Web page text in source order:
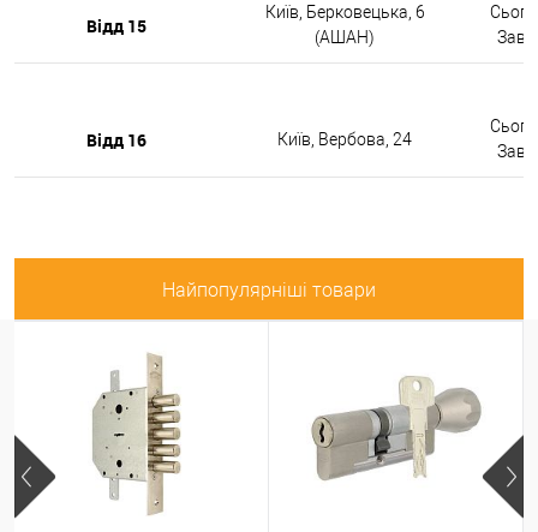
Відд 15
Київ, Берковецька, 6
(АШАН)
Відд 16 Київ, Вербова, 24
Найпопулярніші товари